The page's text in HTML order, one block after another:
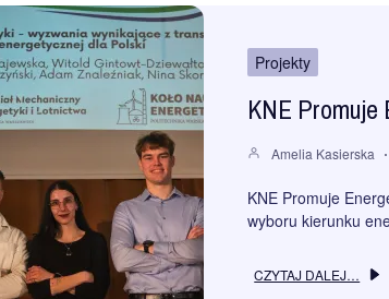
Projekty
KNE Promuje
Amelia Kasierska
KNE Promuje
wyboru kierunku
CZYTAJ DALEJ…